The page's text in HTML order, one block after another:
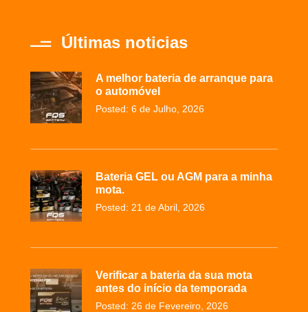
Últimas noticias
A melhor bateria de arranque para
o automóvel
Posted: 6 de Julho, 2026
Bateria GEL ou AGM para a minha
mota.
Posted: 21 de Abril, 2026
Verificar a bateria da sua mota
antes do início da temporada
Posted: 26 de Fevereiro, 2026